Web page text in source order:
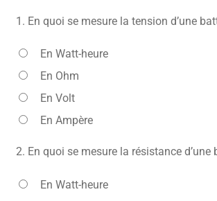
PANIER
1. En quoi se mesure la tension d’une
En Watt-heure
En Ohm
En Volt
En Ampère
2. En quoi se mesure la résistance d’une
En Watt-heure